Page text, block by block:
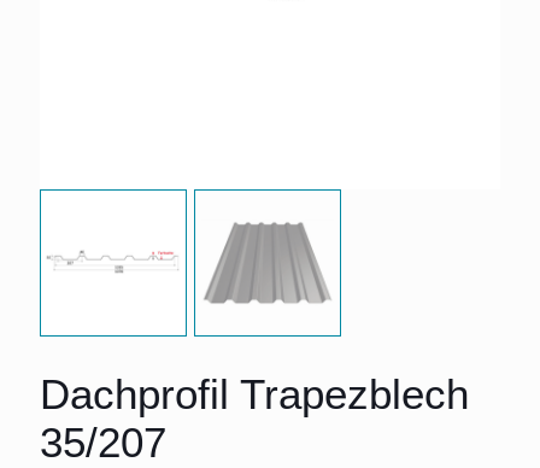
Dachprofil Trapezblech
35/207